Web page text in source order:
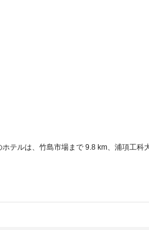
テルは、竹島市場まで 9.8 km、浦項工科